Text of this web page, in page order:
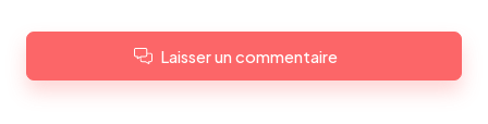
Laisser un commentaire